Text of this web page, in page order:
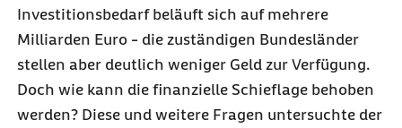
Investitionsbedarf beläuft sich auf mehrere
Milliarden Euro - die zuständigen Bundesländer
stellen aber deutlich weniger Geld zur Verfügung.
Doch wie kann die finanzielle Schieflage behoben
werden? Diese und weitere Fragen untersuchte der